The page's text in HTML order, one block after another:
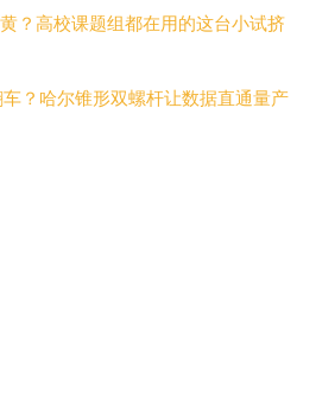
？高校课题组都在用的这台小试挤
？哈尔锥形双螺杆让数据直通量产